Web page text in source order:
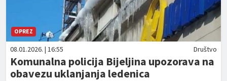
OPREZ
08.01.2026. | 16:55 Društvo
Komunalna policija Bijeljina upozorava na
obavezu uklanjanja ledenica